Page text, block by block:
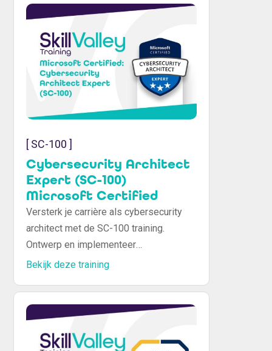
klantvragen te beantwoorden, ideeën te
maken. Onze ervaren trainers
begeleiden je met praktische
voorbeelden om ChatGPT optimaal toe
te passen in je dagelijks werk.
[ SC-100 ]
Cybersecurity Architect
Expert (SC-100)
Microsoft Certified
Versterk je carrière als cybersecurity
architect met de SC-100 training.
Ontwerp en implementeer
beveiligingsoplossingen voor bedrijven
Bekijk deze training